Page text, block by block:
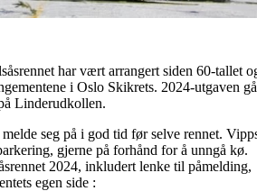
har vært arrangert siden 60-tallet
i Oslo Skikrets. 2024-utgaven
Linderudkollen.
seg på i god tid før selve rennet.
gjerne på forhånd for å unngå kø.
2024, inkludert lenke til påmelding,
egen side :